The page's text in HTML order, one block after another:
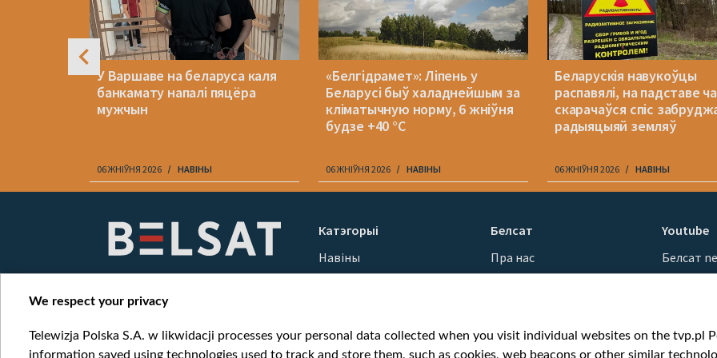
У Варшаве на беларуса каля
банкамату напалі пяцёра
мужчын
06 ЖНІЎНЯ 2026 НАВІНЫ
«Белгідрамет»: Ліпень у
Беларусі быў халаднейшым за
кліматычную норму, 6 жніўня
будзе +40 °С
06 ЖНІЎНЯ 2026 НАВІНЫ
Беларускія навукоўцы
распавялі, на падставе
скарачаўся спіс
радыяцыяй земляў
06 ЖНІЎНЯ 2026 НАВІНЫ
Катэгорыі
Навіны
Вайна
Белсат
Пра нас
Кантакты
Як нас глядзець
Youtube
Белсат
Белсат
Belsat
We respect your privacy
Telewizja Polska S.A. w likwidacji processes your personal data collected when you visit individual websites on the tvp.pl
information saved using technologies used to track and store them, such as cookies, web beacons or other similar